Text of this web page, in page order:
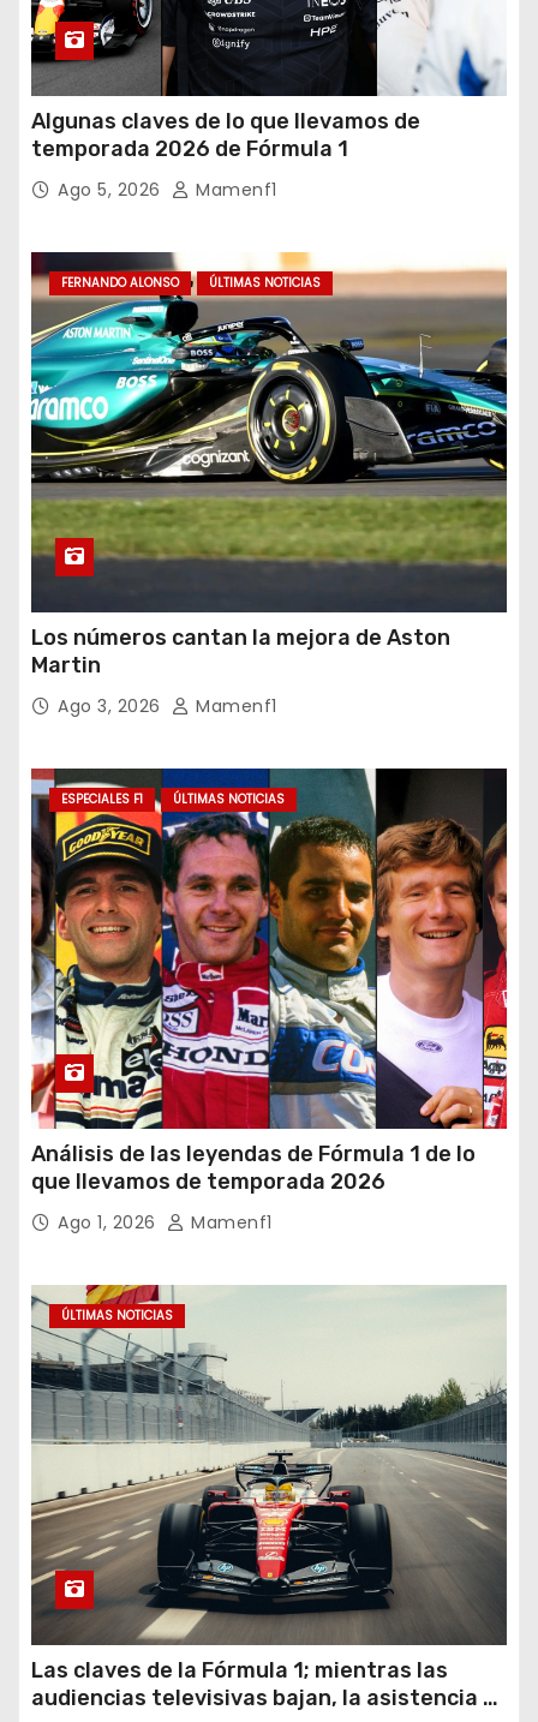
Algunas claves de lo que llevamos de
temporada 2026 de Fórmula 1
Ago 5, 2026 Mamenf1
FERNANDO ALONSO ÚLTIMAS NOTICIAS
Los números cantan la mejora de Aston
Martin
Ago 3, 2026 Mamenf1
ESPECIALES F1 ÚLTIMAS NOTICIAS
Análisis de las leyendas de Fórmula 1 de lo
que llevamos de temporada 2026
Ago 1, 2026 Mamenf1
ÚLTIMAS NOTICIAS
Las claves de la Fórmula 1; mientras las
audiencias televisivas bajan, la asistencia a